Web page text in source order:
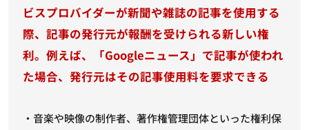
ビスプロバイダーが新聞や雑誌の記事を使用する
際、記事の発行元が報酬を受けられる新しい権
利。例えば、「Googleニュース」で記事が使われ
た場合、発行元はその記事使用料を要求できる
・音楽や映像の制作者、著作権管理団体といった権利保